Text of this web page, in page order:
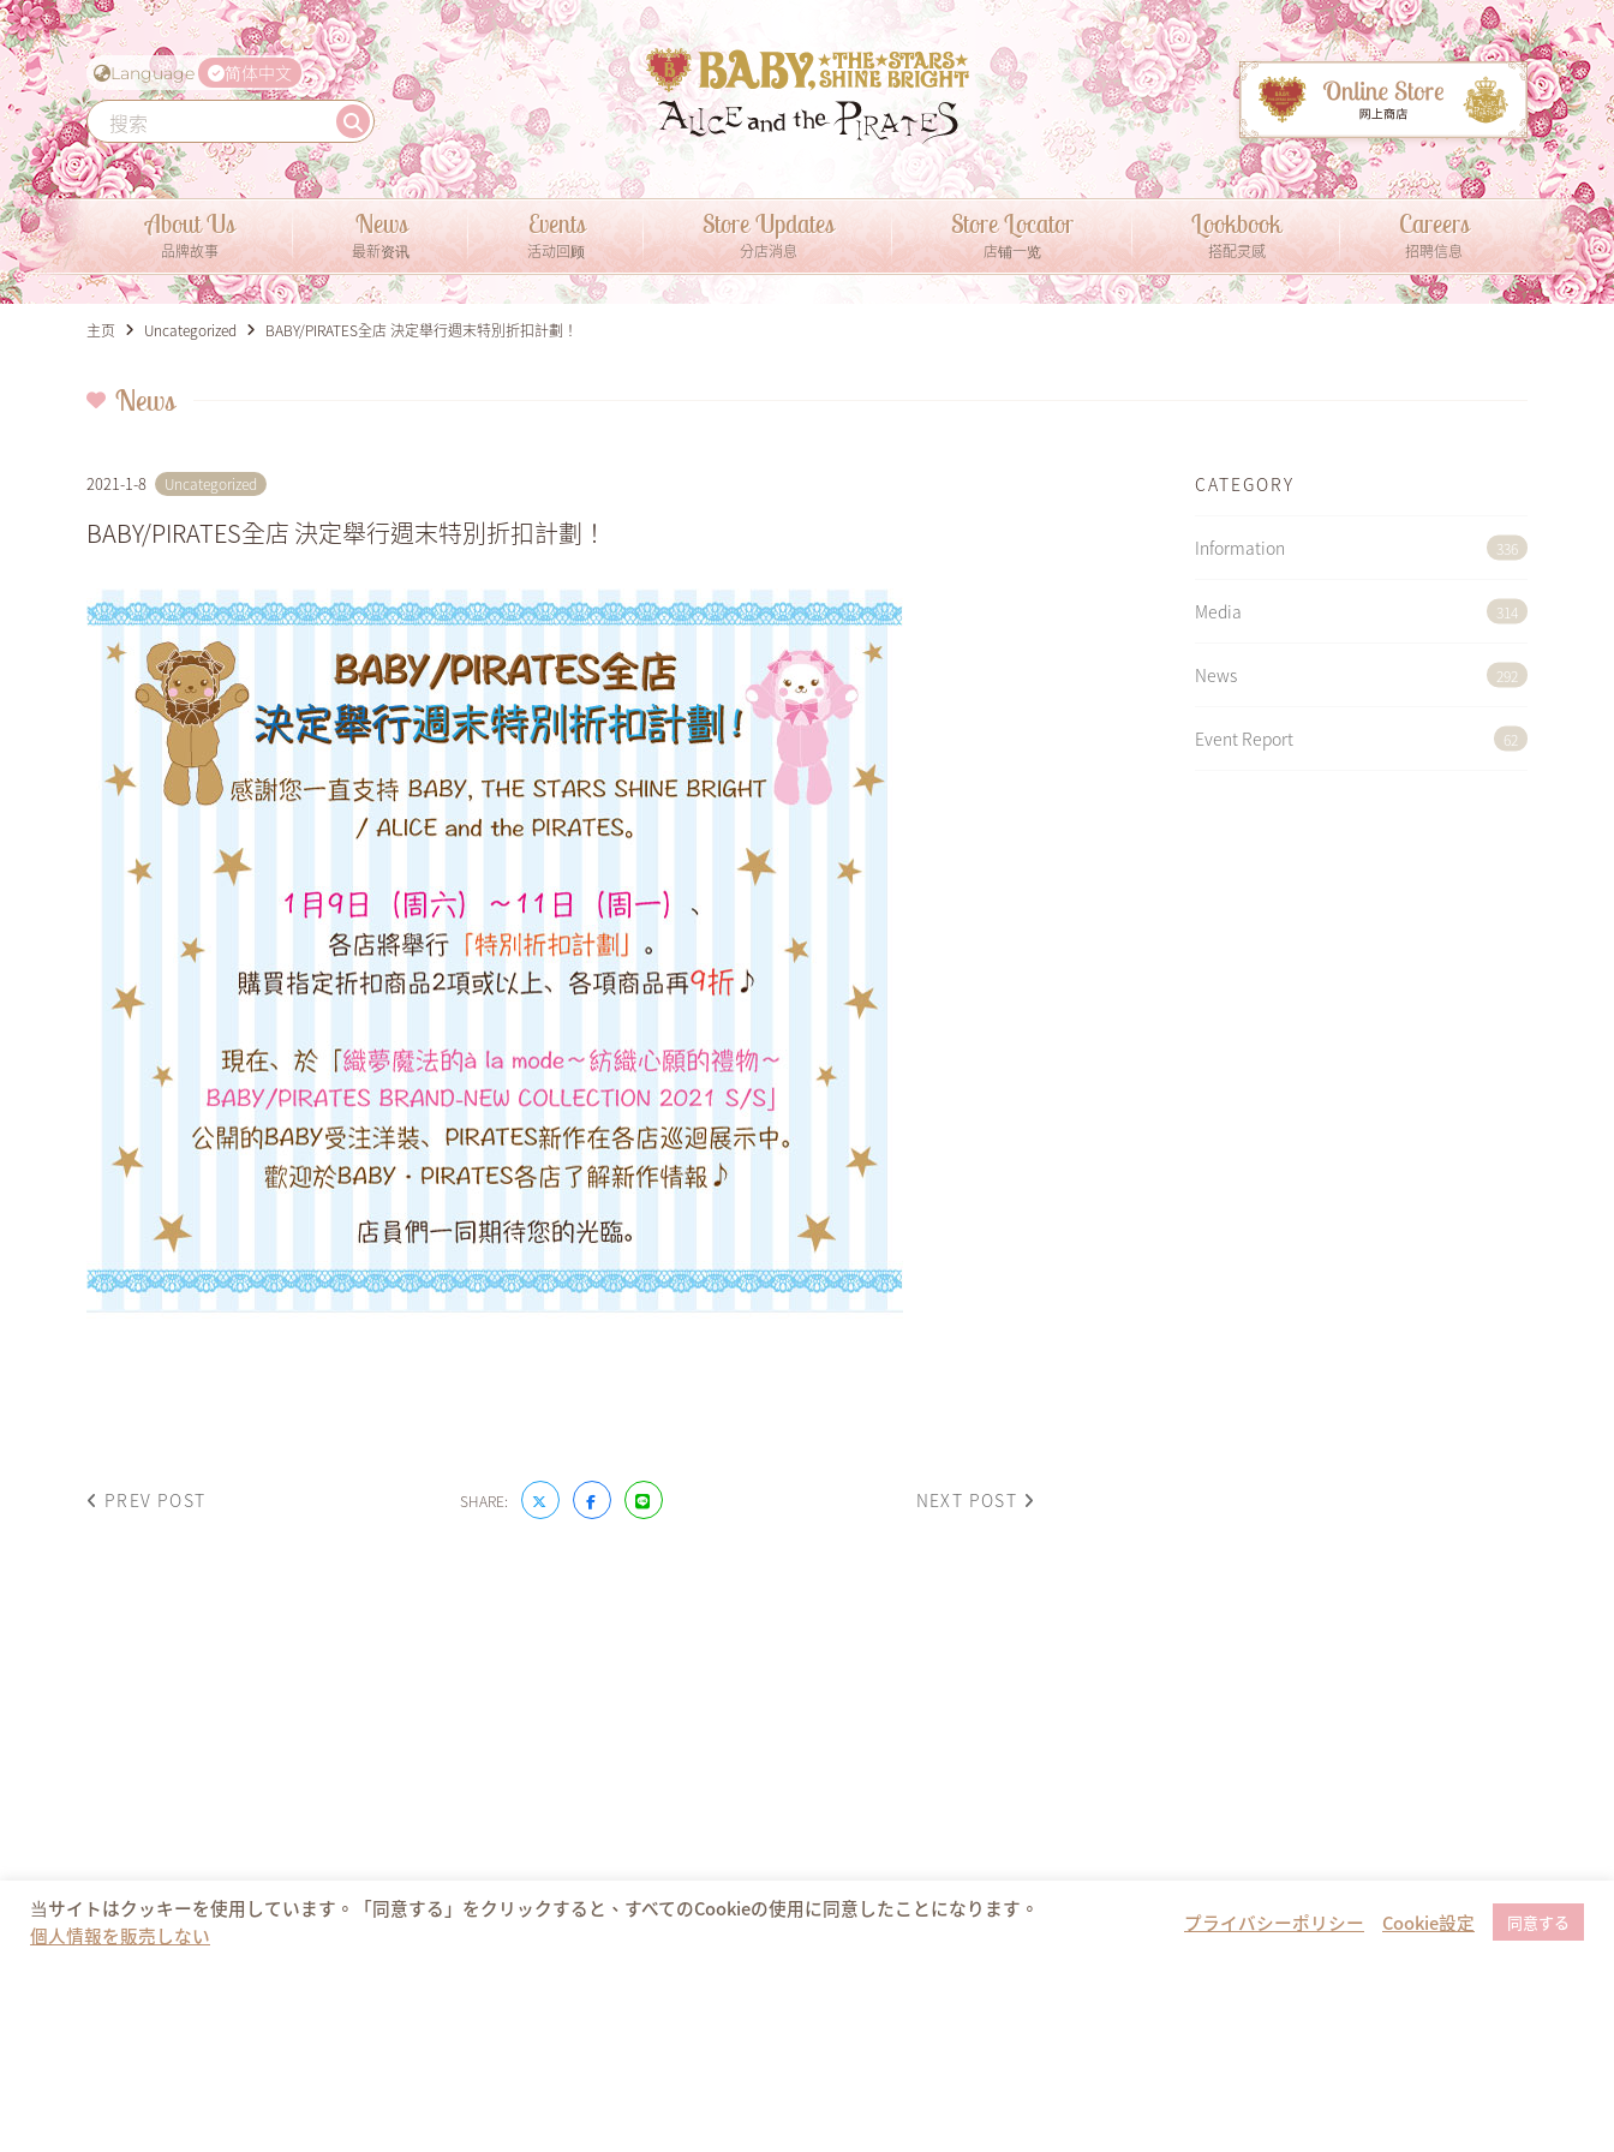
Language 简体中文
About Us
品牌故事
News
最新资讯
Events
活动回顾
Store Updates
分店消息
Store Locator
店铺一览
Lookbook
搭配灵感
Careers
招聘信息
主页 Uncategorized BABY/PIRATES全店 決定舉行週末特別折扣計劃！
News
2021-1-8 Uncategorized
BABY/PIRATES全店 決定舉行週末特別折扣計劃！
PREV POST SHARE: NEXT POST
CATEGORY
Information 336
Media 314
News 292
Event Report 62
当サイトはクッキーを使用しています。「同意する」をクリックすると、すべてのCookieの使用に同意したことになります。
個人情報を販売しない
プライバシーポリシー Cookie設定 同意する